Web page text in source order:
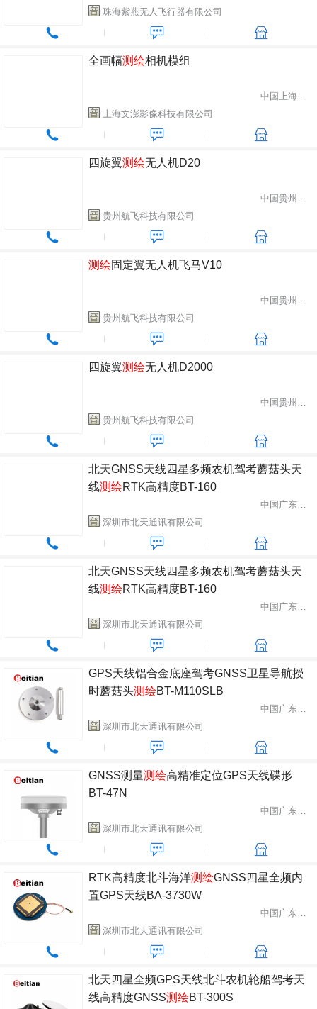
珠海紫燕无人飞行器有限公司
全画幅测绘相机模组
中国上海市松江区
上海文澎影像科技有限公司
四旋翼测绘无人机D20
中国贵州省贵阳市
贵州航飞科技有限公司
测绘固定翼无人机飞马V10
中国贵州省贵阳市
贵州航飞科技有限公司
四旋翼测绘无人机D2000
中国贵州省贵阳市
贵州航飞科技有限公司
北天GNSS天线四星多频农机驾考蘑菇头天
线测绘RTK高精度BT-160
中国广东省深圳市
深圳市北天通讯有限公司
北天GNSS天线四星多频农机驾考蘑菇头天
线测绘RTK高精度BT-160
中国广东省深圳市
深圳市北天通讯有限公司
GPS天线铝合金底座驾考GNSS卫星导航授
时蘑菇头测绘BT-M110SLB
中国广东省深圳市
深圳市北天通讯有限公司
GNSS测量测绘高精准定位GPS天线碟形
BT-47N
中国广东省深圳市
深圳市北天通讯有限公司
RTK高精度北斗海洋测绘GNSS四星全频内
置GPS天线BA-3730W
中国广东省深圳市
深圳市北天通讯有限公司
北天四星全频GPS天线北斗农机轮船驾考天
线高精度GNSS测绘BT-300S